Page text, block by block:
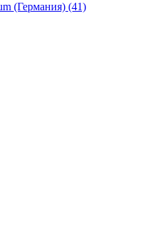
(Германия) (41)